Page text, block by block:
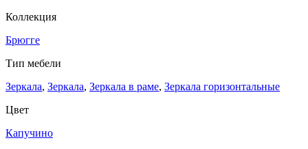
Коллекция
Брюгге
Тип мебели
Зеркала, Зеркала, Зеркала в раме, Зеркала горизонтальные
Цвет
Капучино